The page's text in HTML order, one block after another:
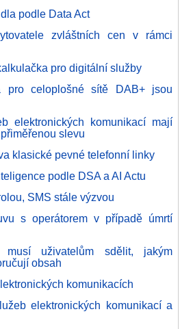
podle Data Act
zvláštních cen v rámci
pro digitální služby
pro celoplošné sítě DAB+ jsou
elektronických komunikací mají
slevu
klasické pevné telefonní linky
podle DSA a AI Actu
SMS stále výzvou
s operátorem v případě úmrtí
musí uživatelům sdělit, jakým
obsah
komunikacích
elektronických komunikací a